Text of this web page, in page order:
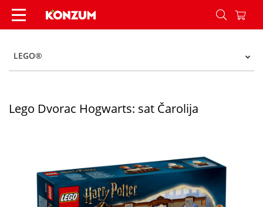
Lego Dvorac Hogwarts: sat Čarolija - Konzum
LEGO®
Lego Dvorac Hogwarts: sat Čarolija